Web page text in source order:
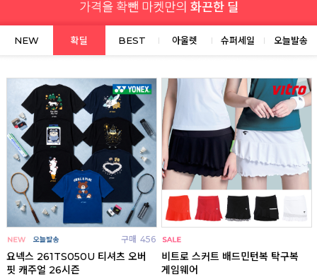
NEW 확딜 BEST 아울렛 슈퍼세일 오늘발송
구매 456
요넥스 261TS050U 티셔츠 오버
핏 캐주얼 26시즌
비트로 스커트 배드민턴복 탁구복
게임웨어